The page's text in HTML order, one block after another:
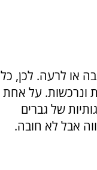
או לרעה. לכן, כל
ונרכשות. על אחת
של גברים
אבל לא חובה.